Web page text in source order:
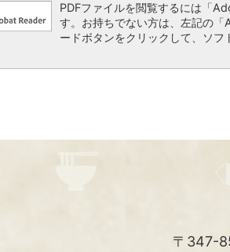
PDFファイルを閲覧するには「
す。お持ちでない方は、左記の
ードボタンをクリックして、ソ
〒347-